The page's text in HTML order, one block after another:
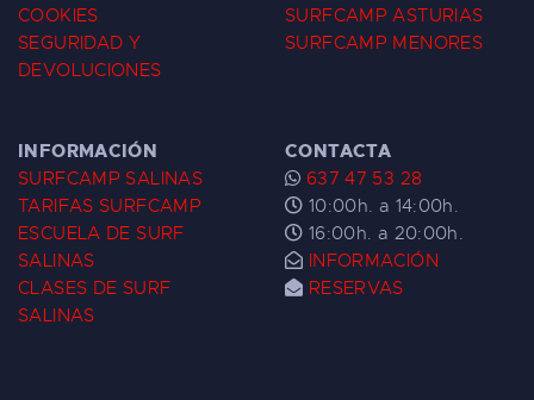
COOKIES
SEGURIDAD Y
DEVOLUCIONES
SURFCAMP ASTURIAS
SURFCAMP MENORES
INFORMACIÓN
SURFCAMP SALINAS
TARIFAS SURFCAMP
ESCUELA DE SURF
SALINAS
CLASES DE SURF
SALINAS
CONTACTA
637 47 53 28
10:00h. a 14:00h.
16:00h. a 20:00h.
INFORMACIÓN
RESERVAS